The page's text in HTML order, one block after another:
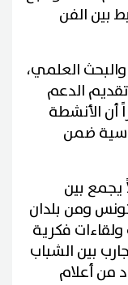
بين الفن
والبحث العلمي،
الدعم
أن الأنشطة
ضمن
يجمع بين
ومن بلدان
فكرية
بين الشباب
من أعلام